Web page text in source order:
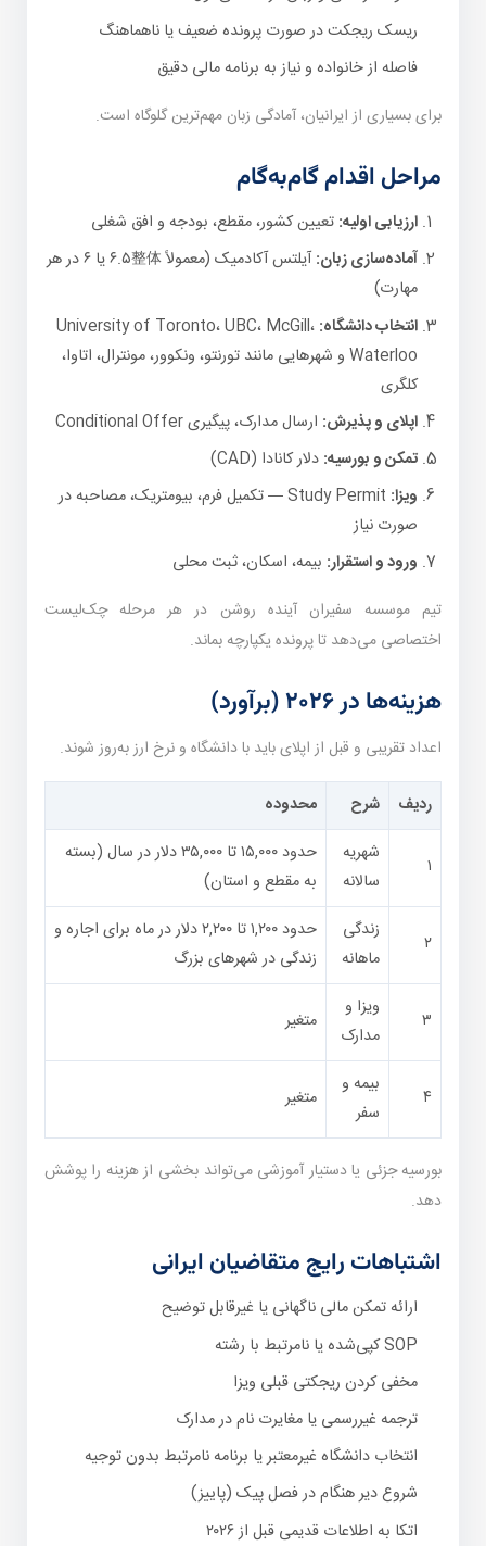
ریسک ریجکت در صورت پرونده ضعیف یا ناهماهنگ
فاصله از خانواده و نیاز به برنامه مالی دقیق
برای بسیاری از ایرانیان، آمادگی زبان مهم‌ترین گلوگاه است.
مراحل اقدام گام‌به‌گام
ارزیابی اولیه: تعیین کشور، مقطع، بودجه و افق شغلی
آماده‌سازی زبان:
آیلتس آکادمیک (معمولاً ۶.۵整体 یا ۶ در هر
مهارت)
انتخاب دانشگاه: University of Toronto، UBC، McGill،
Waterloo و شهرهایی مانند تورنتو، ونکوور، مونترال، اتاوا،
کلگری
اپلای و پذیرش: ارسال مدارک، پیگیری Conditional Offer
تمکن و بورسیه: دلار کانادا (CAD)
ویزا:
Study Permit — تکمیل فرم، بیومتریک، مصاحبه در
صورت نیاز
ورود و استقرار: بیمه، اسکان، ثبت محلی
تیم موسسه سفیران آینده روشن در هر مرحله چک‌لیست
اختصاصی می‌دهد تا پرونده یکپارچه بماند.
هزینه‌ها در ۲۰۲۶ (برآورد)
اعداد تقریبی و قبل از اپلای باید با دانشگاه و نرخ ارز به‌روز شوند.
ردیف شرح محدوده
۱
شهریه
سالانه
حدود ۱۵,۰۰۰ تا ۳۵,۰۰۰ دلار در سال (بسته
به مقطع و استان)
۲
زندگی
ماهانه
حدود ۱,۲۰۰ تا ۲,۲۰۰ دلار در ماه برای اجاره و
زندگی در شهرهای بزرگ
۳
ویزا و
مدارک
متغیر
۴
بیمه و
سفر
متغیر
بورسیه جزئی یا دستیار آموزشی می‌تواند بخشی از هزینه را پوشش
دهد.
اشتباهات رایج متقاضیان ایرانی
ارائه تمکن مالی ناگهانی یا غیرقابل توضیح
SOP کپی‌شده یا نامرتبط با رشته
مخفی کردن ریجکتی قبلی ویزا
ترجمه غیررسمی یا مغایرت نام در مدارک
انتخاب دانشگاه غیرمعتبر یا برنامه نامرتبط بدون توجیه
شروع دیر هنگام در فصل پیک (پاییز)
اتکا به اطلاعات قدیمی قبل از ۲۰۲۶